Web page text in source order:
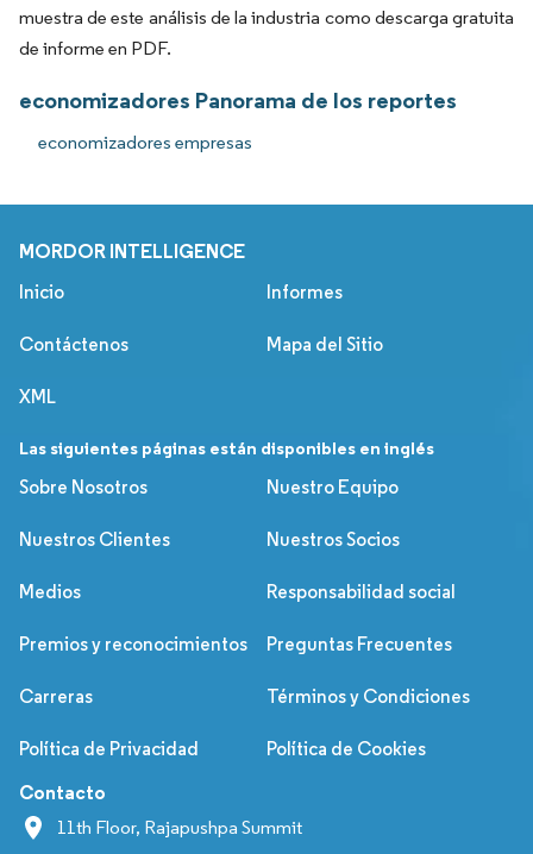
muestra de este análisis de la industria como descarga gratuita
de informe en PDF.
economizadores Panorama de los reportes
economizadores empresas
MORDOR INTELLIGENCE
Inicio Informes
Contáctenos Mapa del Sitio
XML
Las siguientes páginas están disponibles en inglés
Sobre Nosotros
Nuestro Equipo
Nuestros Clientes Nuestros Socios
Medios Responsabilidad social
Premios y reconocimientos Preguntas Frecuentes
Carreras Términos y Condiciones
Política de Privacidad Política de Cookies
Contacto
11th Floor, Rajapushpa Summit